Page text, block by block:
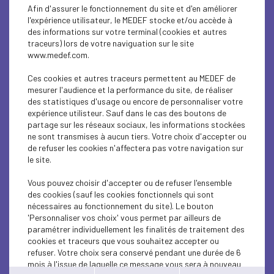
DIGITAL
SUSTAINABLE DEVELOPMENT
SUSTAINABLE DEVELOPMENT
SOCIAL
MEDEF LIFE
MEDEF LIFE
MEDEF LIFE
ECONOMY
ECONOMY
INTERNATIONAL - EUROPE
ECONOMY
Afin d'assurer le fonctionnement du site et d'en améliorer
l'expérience utilisateur, le MEDEF stocke et/ou accède à
des informations sur votre terminal (cookies et autres
traceurs) lors de votre naviguation sur le site
www.medef.com.
Ces cookies et autres traceurs permettent au MEDEF de
mesurer l'audience et la performance du site, de réaliser
des statistiques d'usage ou encore de personnaliser votre
expérience utilisteur. Sauf dans le cas des boutons de
partage sur les réseaux sociaux, les informations stockées
ne sont transmises à aucun tiers. Votre choix d'accepter ou
de refuser les cookies n'affectera pas votre navigation sur
le site.
Vous pouvez choisir d'accepter ou de refuser l'ensemble
des cookies (sauf les cookies fonctionnels qui sont
nécessaires au fonctionnement du site). Le bouton
'Personnaliser vos choix' vous permet par ailleurs de
paramétrer individuellement les finalités de traitement des
cookies et traceurs que vous souhaitez accepter ou
refuser. Votre choix sera conservé pendant une durée de 6
mois à l'issue de laquelle ce message vous sera à nouveau